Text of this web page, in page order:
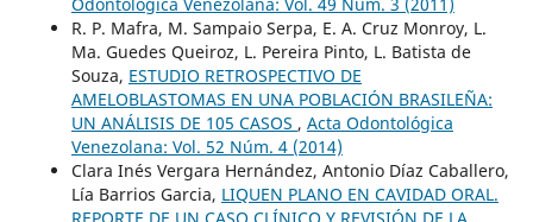
R. P. Mafra, M. Sampaio Serpa, E. A. Cruz Monroy, L.
Ma. Guedes Queiroz, L. Pereira Pinto, L. Batista de
Souza, ESTUDIO RETROSPECTIVO DE
AMELOBLASTOMAS EN UNA POBLACIÓN BRASILEÑA:
UN ANÁLISIS DE 105 CASOS , Acta Odontológica
Venezolana: Vol. 52 Núm. 4 (2014)
Clara Inés Vergara Hernández, Antonio Díaz Caballero,
Lía Barrios Garcia, LIQUEN PLANO EN CAVIDAD ORAL.
REPORTE DE UN CASO CLÍNICO Y REVISIÓN DE LA